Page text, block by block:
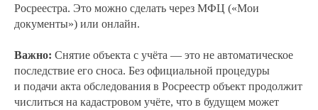
Росреестра. Это можно сделать через МФЦ («Мои
документы») или онлайн.
Важно: Снятие объекта с учёта — это не автоматическое
последствие его сноса. Без официальной процедуры
и подачи акта обследования в Росреестр объект продолжит
числиться на кадастровом учёте, что в будущем может